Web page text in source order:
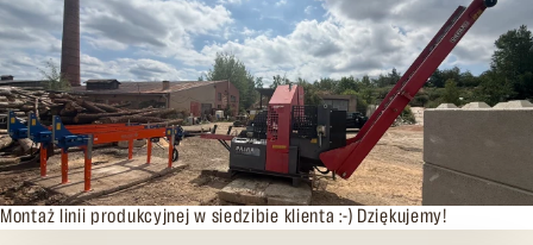
16.07.2026
Montaż linii produkcyjnej w siedzibie klienta :-) Dziękujemy!